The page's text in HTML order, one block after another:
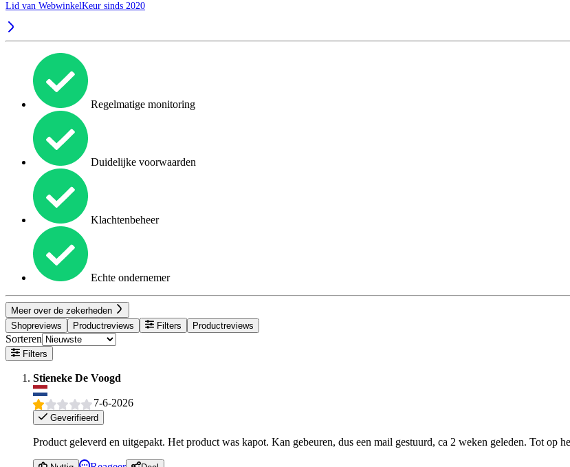
Lid van WebwinkelKeur sinds 2020
Regelmatige monitoring
Duidelijke voorwaarden
Klachtenbeheer
Echte ondernemer
Meer over de zekerheden
Shopreviews
Productreviews Filters Productreviews
Sorteren
Filters
Stieneke De Voogd
7-6-2026
Geverifieerd
Product geleverd en uitgepakt. Het product was kapot. Kan gebeuren, dus een mail gestuurd, ca 2 weken geleden. Tot op